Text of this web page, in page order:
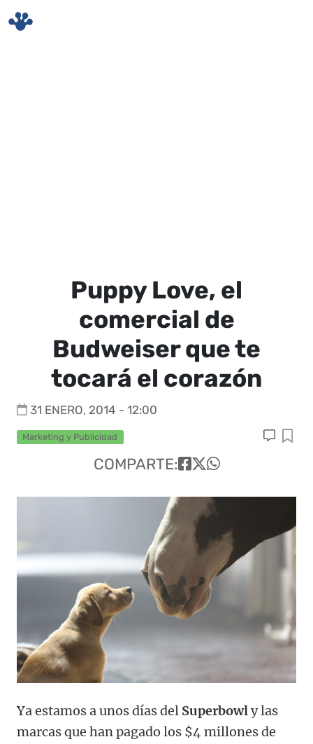
Puppy Love, el
comercial de
Budweiser que te
tocará el corazón
31 ENERO, 2014 - 12:00
Marketing y Publicidad
COMPARTE:
Ya estamos a unos días del Superbowly las
marcas que han pagado los $4 millones de